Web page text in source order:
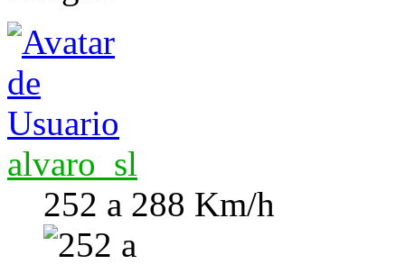
alvaro_sl
252 a 288 Km/h